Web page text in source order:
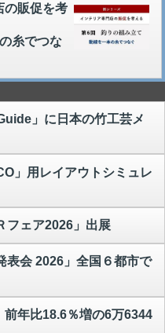
の販促を考
糸でつな
」に日本の竹工芸メ
」用レイアウトシミュレ
ェア2026」出展
会 2026」全国６都市で
年比18.6％増の6万6344